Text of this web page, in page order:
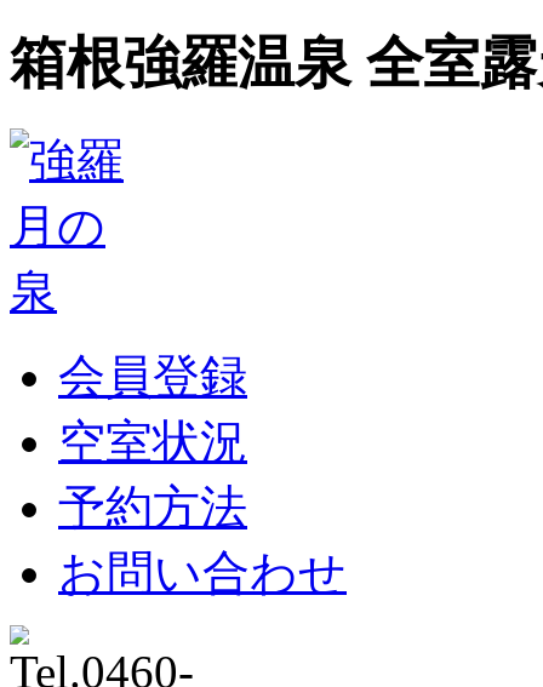
箱根強羅温泉 全室
会員登録
空室状況
予約方法
お問い合わせ